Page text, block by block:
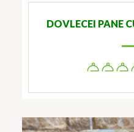
DOVLECEI PANE